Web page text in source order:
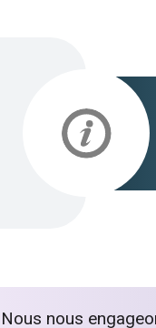
Nous nous